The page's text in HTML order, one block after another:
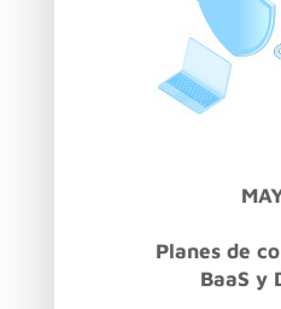
Planes de
BaaS y